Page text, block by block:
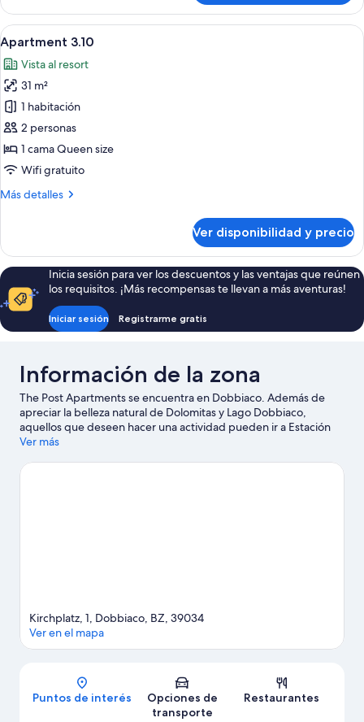
3.09
Ver
todas
las
fotos
de
Apartment
3.10
Un dormitorio con una cama
5
Apartment 3.10
Vista al resort
31 m²
1 habitación
2 personas
1 cama Queen size
Wifi gratuito
Más detalles
Más
3.10
Ver disponibilidad y precio
Inicia sesión para ver los descuentos y las ventajas que reúnen
los requisitos. ¡Más recompensas te llevan a más aventuras!
Iniciar sesión Registrarme gratis
Información de la zona
The Post Apartments se encuentra en Dobbiaco. Además de
apreciar la belleza natural de Dolomitas y Lago Dobbiaco,
aquellos que deseen hacer una actividad pueden ir a Estación
de Esquí Kronplatz. También vale la pena conocer Laberinto de
opciones para disfrutar del aire libre con actividades como
Ver más
Mapa
Kirchplatz, 1, Dobbiaco, BZ, 39034
Ver en el mapa
Puntos de interés
Opciones de
transporte
Restaurantes